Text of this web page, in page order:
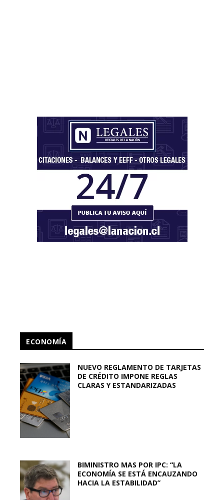
ECONOMÍA
NUEVO REGLAMENTO DE TARJETAS
DE CRÉDITO IMPONE REGLAS
CLARAS Y ESTANDARIZADAS
BIMINISTRO MAS POR IPC: “LA
ECONOMÍA SE ESTÁ ENCAUZANDO
HACIA LA ESTABILIDAD”